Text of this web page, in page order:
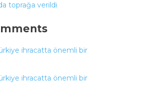
toprağa verildi
ihracatta önemli bir
ihracatta önemli bir